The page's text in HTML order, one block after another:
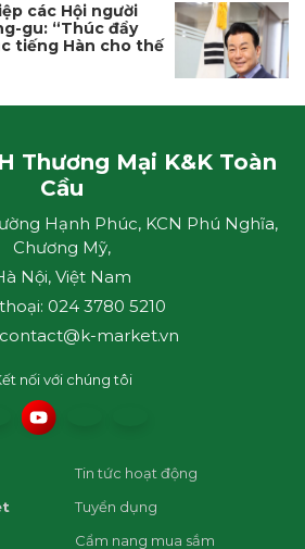
các Hội người
gu: “Thúc đẩy
tiếng Hàn cho thế
Thương Mại K&K Toàn
Cầu
Hạnh Phúc, KCN Phú Nghĩa,
Chương Mỹ,
Nội, Việt Nam
024 3780 5210
market.vn
nối với chúng tôi
Tin tức hoạt động
Tuyển dụng
Cẩm nang mua sắm